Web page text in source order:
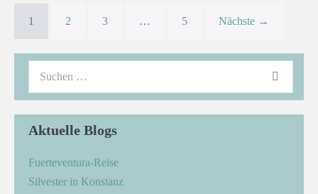
1 2 3 … 5 Nächste →
Aktuelle Blogs
Fuerteventura-Reise
Silvester in Konstanz